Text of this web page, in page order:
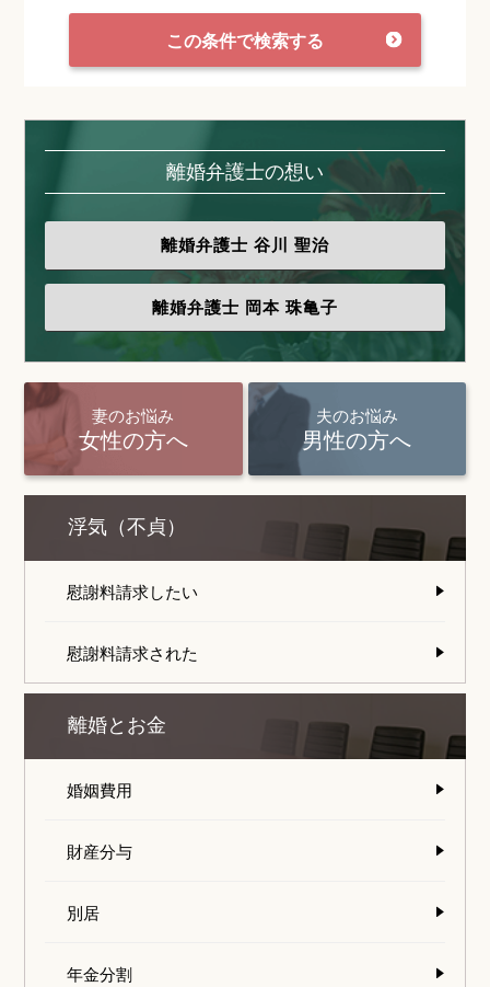
この条件で検索する
離婚弁護士の想い
離婚弁護士 谷川 聖治
離婚弁護士 岡本 珠亀子
妻のお悩み
女性の方へ
夫のお悩み
男性の方へ
浮気（不貞）
慰謝料請求したい
慰謝料請求された
離婚とお金
婚姻費用
財産分与
別居
年金分割